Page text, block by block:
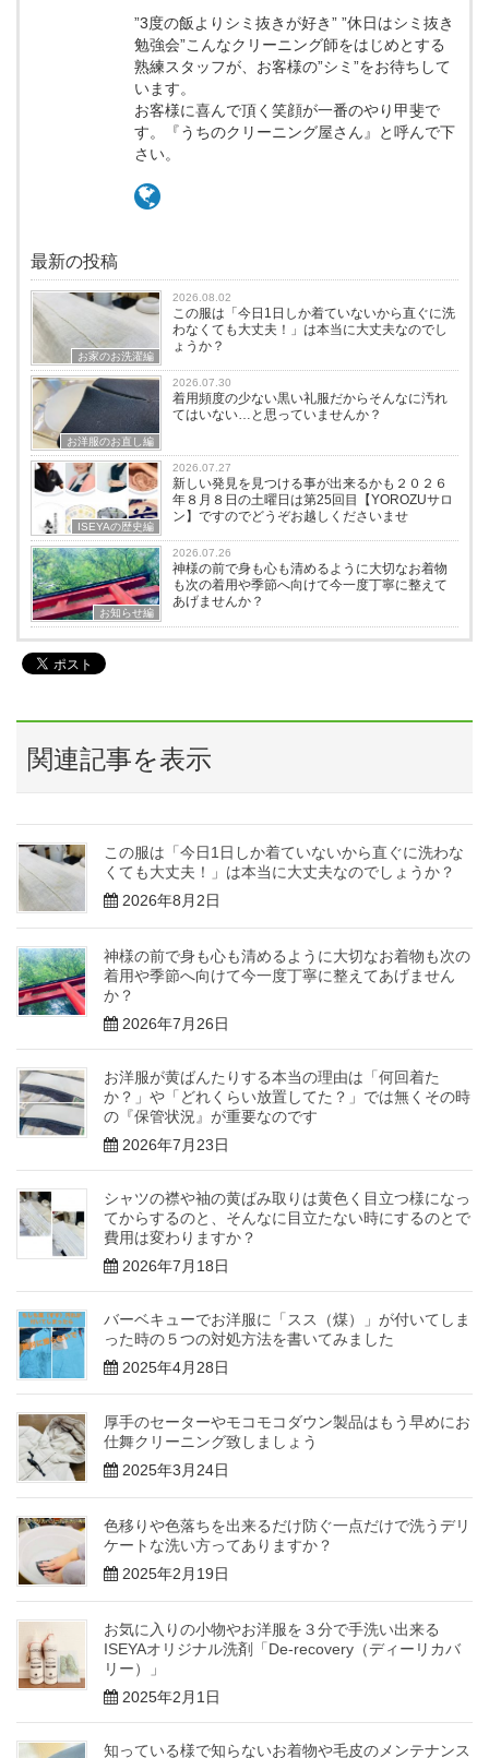
”3度の飯よりシミ抜きが好き” ”休日はシミ抜き
勉強会”こんなクリーニング師をはじめとする
熟練スタッフが、お客様の”シミ”をお待ちして
います。
お客様に喜んで頂く笑顔が一番のやり甲斐で
す。『うちのクリーニング屋さん』と呼んで下
さい。
最新の投稿
お家のお洗濯編
2026.08.02
この服は「今日1日しか着ていないから直ぐに洗
わなくても大丈夫！」は本当に大丈夫なのでし
ょうか？
お洋服のお直し編
2026.07.30
着用頻度の少ない黒い礼服だからそんなに汚れ
てはいない…と思っていませんか？
ISEYAの歴史編
2026.07.27
新しい発見を見つける事が出来るかも２０２６
年８月８日の土曜日は第25回目【YOROZUサロ
ン】ですのでどうぞお越しくださいませ
お知らせ編
2026.07.26
神様の前で身も心も清めるように大切なお着物
も次の着用や季節へ向けて今一度丁寧に整えて
あげませんか？
関連記事を表示
この服は「今日1日しか着ていないから直ぐに洗わな
くても大丈夫！」は本当に大丈夫なのでしょうか？
2026年8月2日
神様の前で身も心も清めるように大切なお着物も次の
着用や季節へ向けて今一度丁寧に整えてあげません
か？
2026年7月26日
お洋服が黄ばんたりする本当の理由は「何回着た
か？」や「どれくらい放置してた？」では無くその時
の『保管状況』が重要なのです
2026年7月23日
シャツの襟や袖の黄ばみ取りは黄色く目立つ様になっ
てからするのと、そんなに目立たない時にするのとで
費用は変わりますか？
2026年7月18日
バーベキューでお洋服に「スス（煤）」が付いてしま
った時の５つの対処方法を書いてみました
2025年4月28日
厚手のセーターやモコモコダウン製品はもう早めにお
仕舞クリーニング致しましょう
2025年3月24日
色移りや色落ちを出来るだけ防ぐ一点だけで洗うデリ
ケートな洗い方ってありますか？
2025年2月19日
お気に入りの小物やお洋服を３分で手洗い出来る
ISEYAオリジナル洗剤「De-recovery（ディーリカバ
リー）」
2025年2月1日
知っている様で知らないお着物や毛皮のメンテナンス